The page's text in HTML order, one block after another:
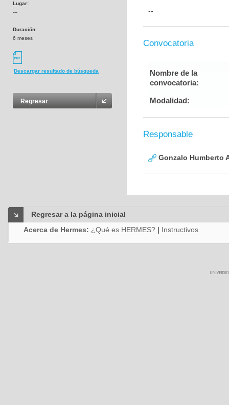
Lugar:
---
Duración:
6 meses
Descargar resultado de búsqueda
Regresar
--
Convocatoria
Nombre de la
convocatoria:
Modalidad:
Responsable
Gonzalo Humberto
Regresar a la página inicial
Acerca de Hermes: ¿Qué es HERMES? | Instructivos